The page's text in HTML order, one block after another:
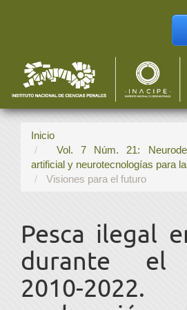
Barra
lateral
Inicio
Vol. 7 Núm. 21:
artificial y neurotecnologías para
Visiones para el futuro
Pesca ilegal
durante el
2010-